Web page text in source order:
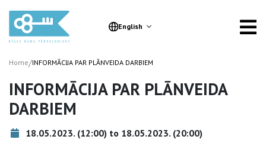
English
Home/INFORMĀCIJA PAR PLĀNVEIDA DARBIEM
INFORMĀCIJA PAR PLĀNVEIDA
DARBIEM
18.05.2023. (12:00) to 18.05.2023. (20:00)